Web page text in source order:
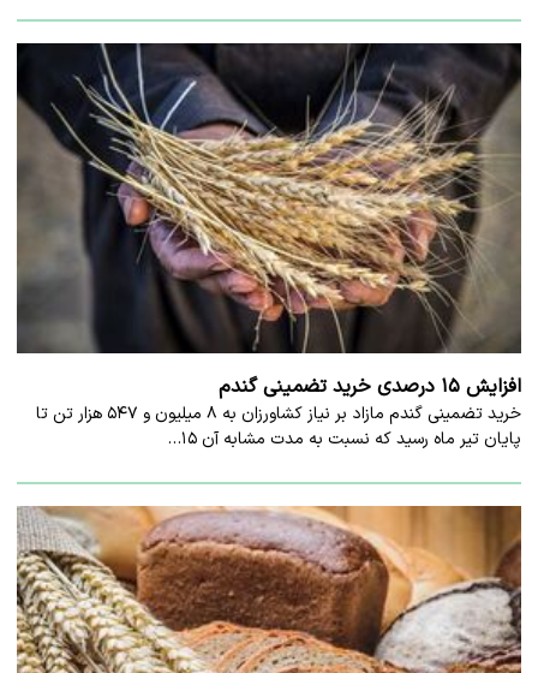
افزایش ۱۵ درصدی خرید تضمینی گندم
خرید تضمینی گندم مازاد بر نیاز کشاورزان به ۸ میلیون و ۵۴۷ هزار تن تا
پایان تیر ماه رسید که نسبت به مدت مشابه آن ۱۵…